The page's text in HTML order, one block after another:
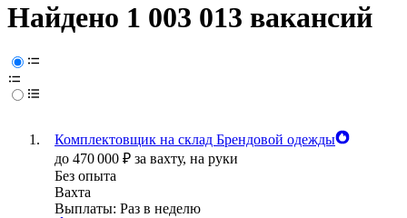
Найдено 1 003 013 вакансий
Комплектовщик на склад Брендовой одежды
до 470 000 ₽ за вахту, на руки
Без опыта
Вахта
Выплаты: Раз в неделю